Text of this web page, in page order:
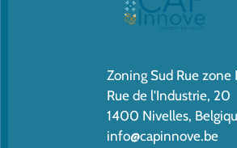
Zoning Sud Rue zone
Rue de l'Industrie, 20
1400 Nivelles,
info@capinnove.be